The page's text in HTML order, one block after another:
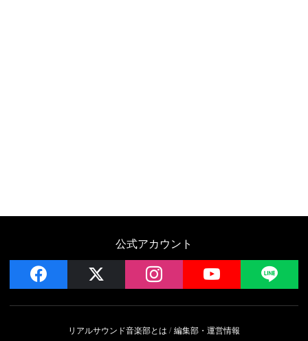
公式アカウント
facebook instagram YouTube
リアルサウンド音楽部とは 編集部・運営情報